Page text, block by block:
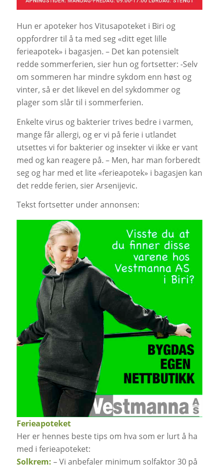
Hun er apoteker hos Vitusapoteket i Biri og
oppfordrer til å ta med seg «ditt eget lille
ferieapotek» i bagasjen. – Det kan potensielt
redde sommerferien, sier hun og fortsetter: -Selv
om sommeren har mindre sykdom enn høst og
vinter, så er det likevel en del sykdommer og
plager som slår til i sommerferien.
Enkelte virus og bakterier trives bedre i varmen,
mange får allergi, og er vi på ferie i utlandet
utsettes vi for bakterier og insekter vi ikke er vant
med og kan reagere på. – Men, har man forberedt
seg og har med et lite «ferieapotek» i bagasjen kan
det redde ferien, sier Arsenijevic.
Tekst fortsetter under annonsen:
Ferieapoteket
Her er hennes beste tips om hva som er lurt å ha
med i ferieapoteket:
Solkrem: – Vi anbefaler minimum solfaktor 30 på